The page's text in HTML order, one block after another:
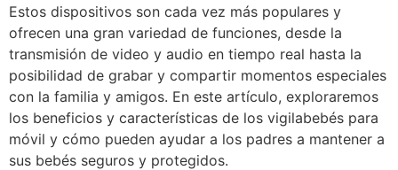
Estos dispositivos son cada vez más populares y
ofrecen una gran variedad de funciones, desde la
transmisión de video y audio en tiempo real hasta la
posibilidad de grabar y compartir momentos especiales
con la familia y amigos. En este artículo, exploraremos
los beneficios y características de los vigilabebés para
móvil y cómo pueden ayudar a los padres a mantener a
sus bebés seguros y protegidos.